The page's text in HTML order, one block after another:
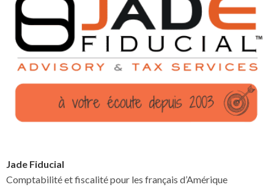
Jade Fiducial
Comptabilité et fiscalité pour les français d’Amérique